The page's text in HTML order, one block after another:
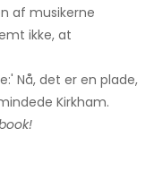
af ​​musikerne
ikke, at
Nå, det er en plade,
Kirkham.